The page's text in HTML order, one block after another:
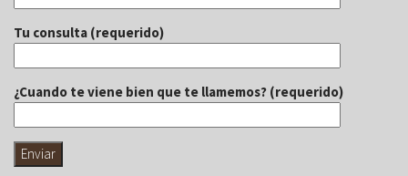
Tu consulta (requerido)
¿Cuando te viene bien que te llamemos? (requerido)